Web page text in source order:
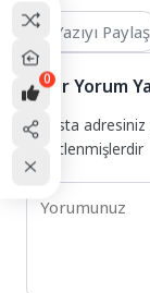
Yazıyı Paylaş
Bir Yorum
E-posta adresiniz
işaretlenmişlerdir
0